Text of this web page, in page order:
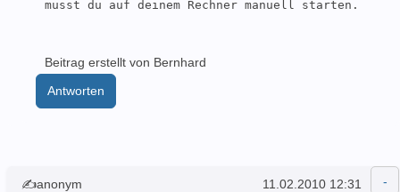
musst du auf deinem Rechner manuell starten.
Beitrag erstellt von Bernhard
Antworten
✍anonym 11.02.2010 12:31